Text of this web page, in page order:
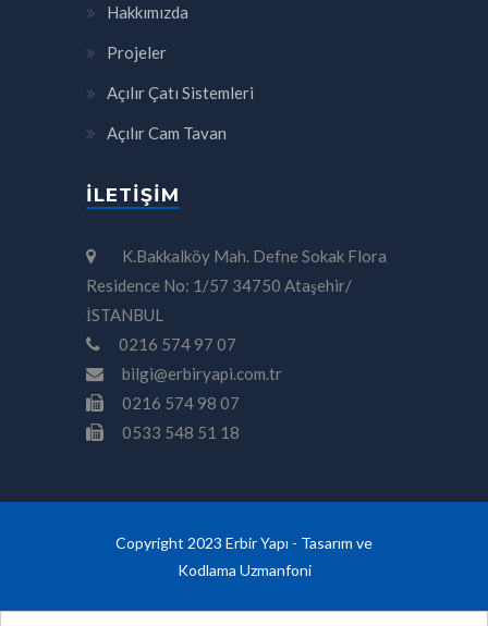
Hakkımızda
Projeler
Açılır Çatı Sistemleri
Açılır Cam Tavan
İLETIŞIM
K.Bakkalköy Mah. Defne Sokak Flora
Residence No: 1/57 34750 Ataşehir/
İSTANBUL
0216 574 97 07
bilgi@erbiryapi.com.tr
0216 574 98 07
0533 548 51 18
Copyright 2023 Erbir Yapı - Tasarım ve
Kodlama Uzmanfoni